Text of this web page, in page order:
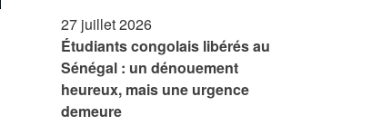
27 juillet 2026
Étudiants congolais libérés au
Sénégal : un dénouement
heureux, mais une urgence
demeure